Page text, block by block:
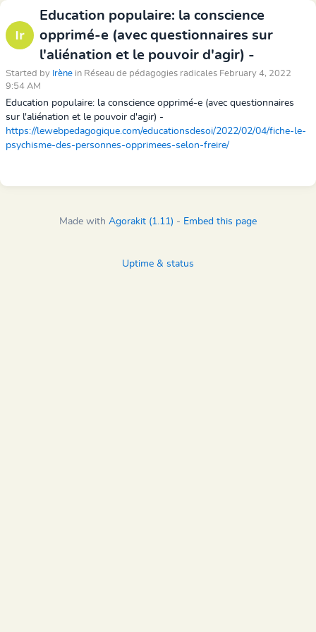
Education populaire: la conscience
opprimé-e (avec questionnaires sur
l'aliénation et le pouvoir d'agir) -
Started by Irène in Réseau de pédagogies radicales February 4, 2022
9:54 AM
Education populaire: la conscience opprimé-e (avec questionnaires
sur l'aliénation et le pouvoir d'agir) -
https://lewebpedagogique.com/educationsdesoi/2022/02/04/fiche-le-
psychisme-des-personnes-opprimees-selon-freire/
Made with Agorakit (1.11) - Embed this page
Uptime & status